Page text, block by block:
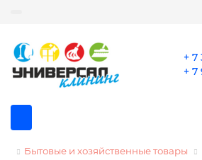
+ 7
+ 7
Бытовые и хозяйственные товары